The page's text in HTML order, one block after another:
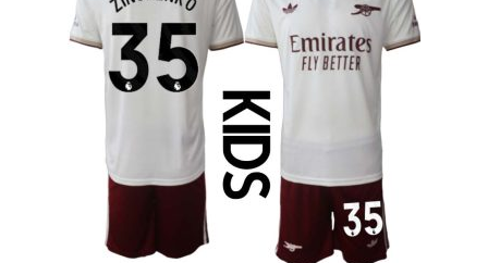
alternativen
kan
väljas
produktsidan